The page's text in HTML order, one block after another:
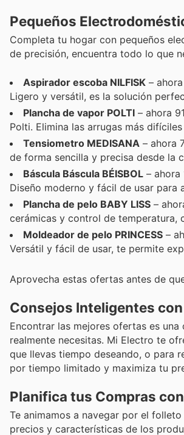
Pequeños
Completa tu hogar con pequeños
de precisión, encuentra todo lo que
Aspirador escoba NILFISK –
Ligero y versátil, es la solución
Plancha de vapor POLTI – ahora
Polti. Elimina las arrugas más
Tensiometro MEDISANA – ahora
de forma sencilla y precisa desde la
Báscula Báscula BÉISBOL –
Diseño moderno y fácil de usar para
Plancha de pelo BABY LISS –
cerámicas y control de temperatura,
Moldeador de pelo PRINCESS –
Versátil y fácil de usar, te permite
Aprovecha estas ofertas antes de
Consejos Inteligentes
Encontrar las mejores ofertas es
realmente necesitas. Mi Electro te
que llevas tiempo deseando, o para
por tiempo limitado y maximiza tu
Planifica tus Compras
Te animamos a navegar por el
precios y características de los